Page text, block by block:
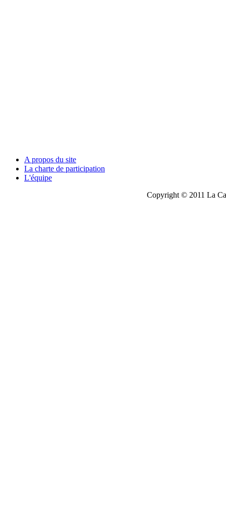
A propos du site
La charte de participation
L'équipe
Copyright © 2011 La